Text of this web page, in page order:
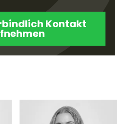
Kontakt